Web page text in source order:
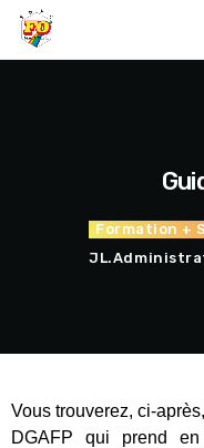
Formation +
Vous trouverez, ci-
DGAFP qui prend